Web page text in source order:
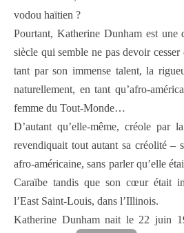
vodou haïtien ?
Pourtant, Katherine Dunham est une
siècle qui semble ne pas devoir cesser
tant par son immense talent, la
naturellement, en tant qu’afro-
femme du Tout-Monde…
D’autant qu’elle-même, créole par
revendiquait tout autant sa créolité –
afro-américaine, sans parler qu’elle
Caraïbe tandis que son cœur était
l’East Saint-Louis, dans l’Illinois.
Katherine Dunham nait le 22 juin